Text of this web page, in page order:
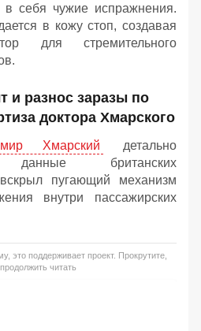
в себя чужие испражнения.
в кожу стоп, создавая
для стремительного
и разнос заразы по
доктора Хмарского
Хмарский
детально
данные британских
пугающий механизм
внутри пассажирских
это поддерживает проект. Прокрутите,
читать